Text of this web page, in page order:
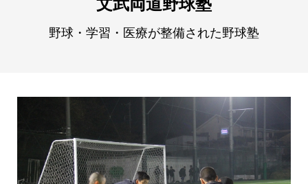
文武両道野球塾
野球・学習・医療が整備された野球塾